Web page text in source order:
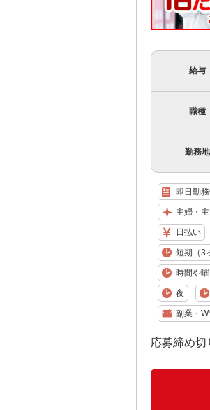
給与
職種
勤務地
即日勤
主婦・
日払い
短期（3
時間や
夜
副業・
応募締め切